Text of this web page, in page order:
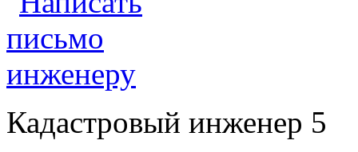
Кадастровый инженер 5